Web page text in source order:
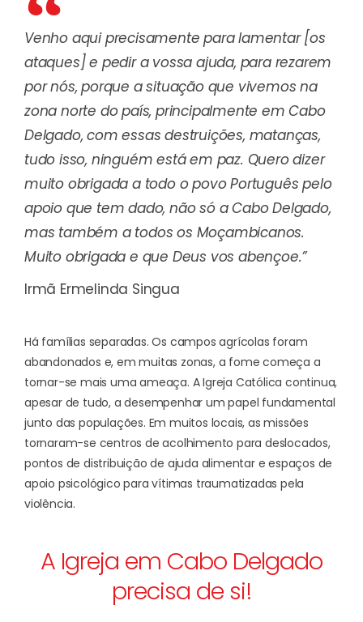
Venho aqui precisamente para lamentar [os
ataques] e pedir a vossa ajuda, para rezarem
por nós, porque a situação que vivemos na
zona norte do país, principalmente em Cabo
Delgado, com essas destruições, matanças,
tudo isso, ninguém está em paz. Quero dizer
muito obrigada a todo o povo Português pelo
apoio que tem dado, não só a Cabo Delgado,
mas também a todos os Moçambicanos.
Muito obrigada e que Deus vos abençoe.”
Irmã Ermelinda Singua
Há famílias separadas. Os campos agrícolas foram
abandonados e, em muitas zonas, a fome começa a
tornar-se mais uma ameaça. A Igreja Católica continua,
apesar de tudo, a desempenhar um papel fundamental
junto das populações. Em muitos locais, as missões
tornaram-se centros de acolhimento para deslocados,
pontos de distribuição de ajuda alimentar e espaços de
apoio psicológico para vítimas traumatizadas pela
violência.
A Igreja em Cabo Delgado
precisa de si!